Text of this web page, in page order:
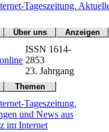
Über uns
Impressum
Kontakt
Anzeigen
buchen
ISSN 1614-
2853
23. Jahrgang
Themen
Verkehr
Gericht